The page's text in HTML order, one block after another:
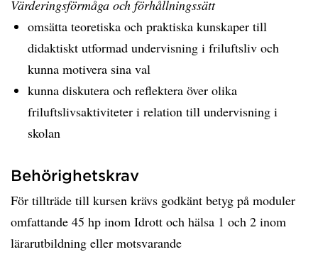
Värderingsförmåga och förhållningssätt
omsätta teoretiska och praktiska kunskaper till
didaktiskt utformad undervisning i friluftsliv och
kunna motivera sina val
kunna diskutera och reflektera över olika
friluftslivsaktiviteter i relation till undervisning i
skolan
Behörighetskrav
För tillträde till kursen krävs godkänt betyg på moduler
omfattande 45 hp inom Idrott och hälsa 1 och 2 inom
lärarutbildning eller motsvarande